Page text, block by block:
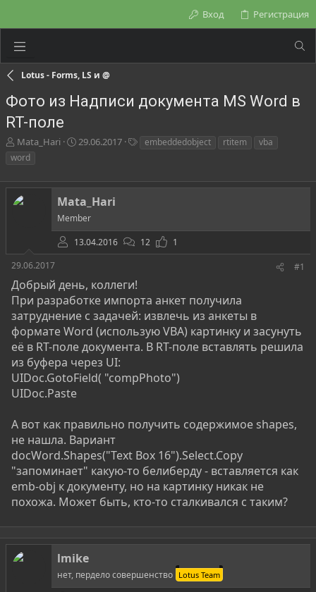
Вход Регистрация
Lotus - Forms, LS и @
Фото из Надписи документа MS Word в
RT-поле
А
в
о
р
т
Mata_Hari
Д
а
н
а
ч
а
л
а
29.06.2017
и
embeddedobject rtitem
vba
word
Mata_Hari
Member
13.04.2016
12
1
29.06.2017
#1
Добрый день, коллеги!
При разработке импорта анкет получила
затруднение с задачей: извлечь из анкеты в
формате Word (использую VBA) картинку и засунуть
её в RT-поле документа. В RT-поле вставлять решила
из буфера через UI:
UIDoc.GotoField( "compPhoto")
UIDoc.Paste
А вот как правильно получить содержимое shapes,
не нашла. Вариант
docWord.Shapes("Text Box 16").Select.Copy
"запоминает" какую-то белиберду - вставляется как
emb-obj к документу, но на картинку никак не
похожа. Может быть, кто-то сталкивался с таким?
lmike
нет, пердело совершенство Lotus Team